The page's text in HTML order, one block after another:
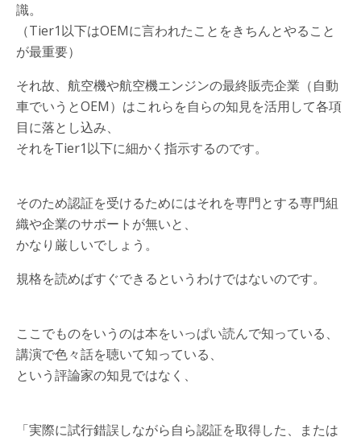
識。
（Tier1以下はOEMに言われたことをきちんとやること
が最重要）
それ故、航空機や航空機エンジンの最終販売企業（自動
車でいうとOEM）はこれらを自らの知見を活用して各項
目に落とし込み、
それをTier1以下に細かく指示するのです。
そのため認証を受けるためにはそれを専門とする専門組
織や企業のサポートが無いと、
かなり厳しいでしょう。
規格を読めばすぐできるというわけではないのです。
ここでものをいうのは本をいっぱい読んで知っている、
講演で色々話を聴いて知っている、
という評論家の知見ではなく、
「実際に試行錯誤しながら自ら認証を取得した、または